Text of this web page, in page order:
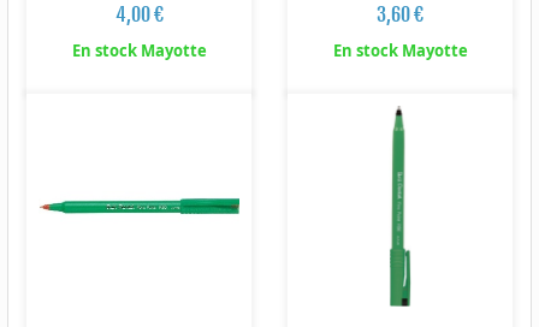
4,00 €
En stock Mayotte
3,60 €
En stock Mayotte